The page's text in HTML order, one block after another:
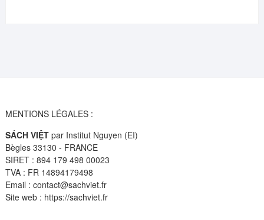
MENTIONS LÉGALES :
SÁCH VIỆTpar Institut Nguyen (EI)
Bègles 33130 - FRANCE
SIRET : 894 179 498 00023
TVA : FR 14894179498
Email : contact@sachviet.fr
Site web : https://sachviet.fr